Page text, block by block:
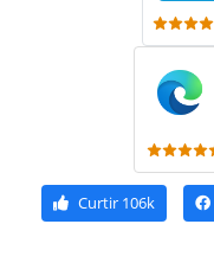
Curtir 106k